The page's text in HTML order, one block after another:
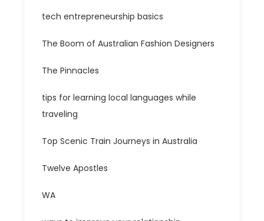
tech entrepreneurship basics
The Boom of Australian Fashion Designers
The Pinnacles
tips for learning local languages while
traveling
Top Scenic Train Journeys in Australia
Twelve Apostles
WA